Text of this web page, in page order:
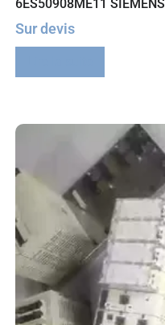
6ES50908ME11 SIEMENS
Sur devis